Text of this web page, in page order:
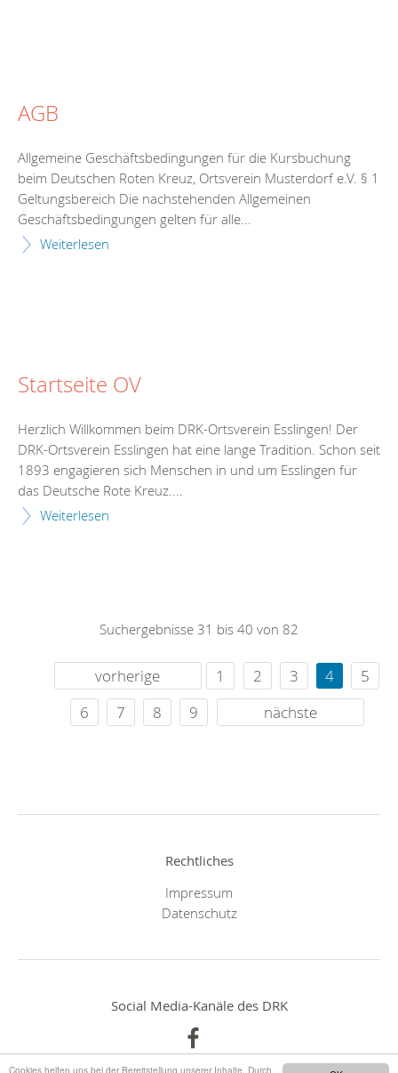
Cookies helfen uns bei der Bereitstellung unserer Inhalte. Durch
AGB
Allgemeine Geschäftsbedingungen für die Kursbuchung
beim Deutschen Roten Kreuz, Ortsverein Musterdorf e.V. § 1
Geltungsbereich Die nachstehenden Allgemeinen
Geschäftsbedingungen gelten für alle...
Weiterlesen
Startseite OV
Herzlich Willkommen beim DRK-Ortsverein Esslingen! Der
DRK-Ortsverein Esslingen hat eine lange Tradition. Schon seit
1893 engagieren sich Menschen in und um Esslingen für
das Deutsche Rote Kreuz....
Weiterlesen
Suchergebnisse 31 bis 40 von 82
vorherige 1 2 3 4
5
6
7 8 9 nächste
Rechtliches
Impressum
Datenschutz
Social Media-Kanäle des DRK